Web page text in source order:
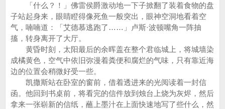
「什么？！」佛雷侯爵激动地一下子掀翻了装着食物的盘
子站起身来，眼睛瞪得像死鱼一般突出，眼神空洞地看着空
气，喃喃道：「艾德慕逃跑了……」卢斯·波顿嘴角一阵抽
搐，转身离开了大厅。
黄昏时刻，太阳最后的余晖盖在整个君临城上，将城墙染
成橘黄色，空气中依旧弥漫着粪便和腐烂的气味，只有靠近海
边的位置会稍微好受一些。
凯撒斯站在卧室的窗前，借着透进来的光阅读着一封信
函。他回到书桌前，将看完的信件放到烛台上烧为灰烬，然后
拿来一张崭新的信纸，蘸上墨汁在上面快速地写了些什么，然